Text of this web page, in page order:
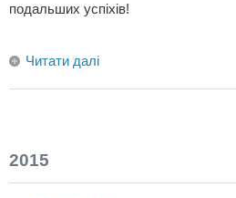
подальших успіхів!
Читати далі
2015